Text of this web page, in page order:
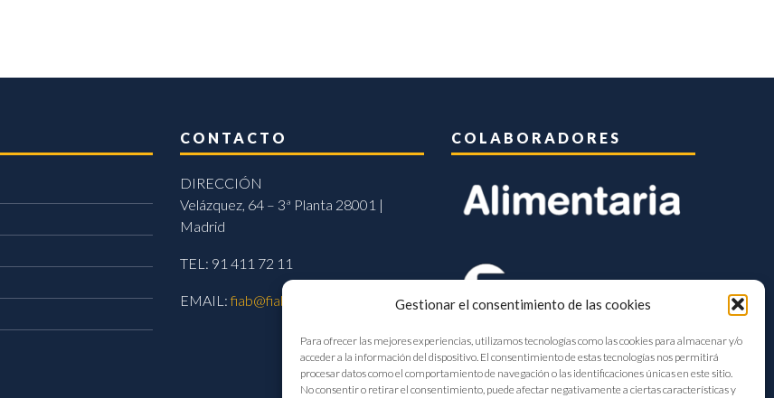
Gestionar el consentimiento de las cookies
Para ofrecer las mejores experiencias, utilizamos tecnologías como las cookies para almacenar y/o
acceder a la información del dispositivo. El consentimiento de estas tecnologías nos permitirá
procesar datos como el comportamiento de navegación o las identificaciones únicas en este sitio.
No consentir o retirar el consentimiento, puede afectar negativamente a ciertas características y
CONTACTO
DIRECCIÓN
Velázquez, 64 – 3ª Planta 28001 |
Madrid
TEL: 91 411 72 11
EMAIL:fiab@fiab.es
COLABORADORES